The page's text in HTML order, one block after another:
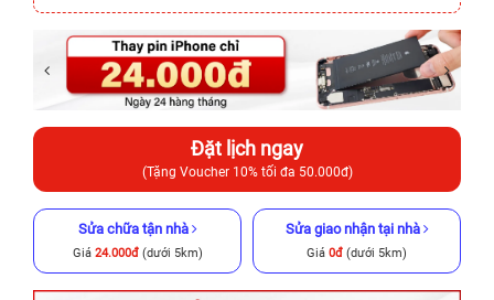
Đặt lịch ngay
(Tặng Voucher 10% tối đa 50.000đ)
Sửa chữa tận nhà
Giá 24.000đ(dưới 5km)
Sửa giao nhận tại nhà
Giá 0đ (dưới 5km)